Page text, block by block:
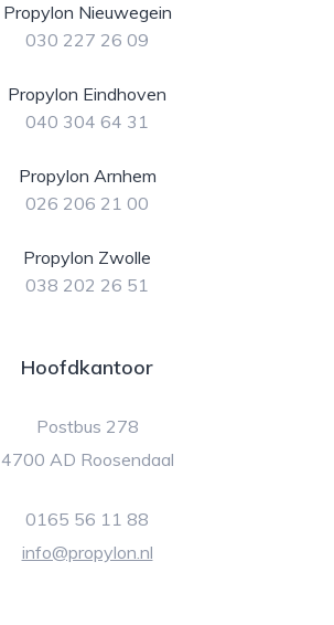
Propylon Nieuwegein
030 227 26 09
Propylon Eindhoven
040 304 64 31
Propylon Arnhem
026 206 21 00
Propylon Zwolle
038 202 26 51
Hoofdkantoor
Postbus 278
4700 AD Roosendaal
0165 56 11 88
info@propylon.nl